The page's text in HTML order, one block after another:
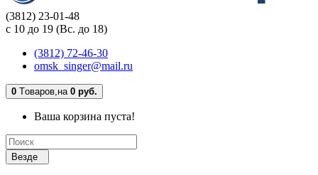
(3812) 23-01-48
с 10 до 19 (Вс. до 18)
(3812) 72-46-30
omsk_singer@mail.ru
0 Tоваров,на 0 руб.
Ваша корзина пуста!
Везде